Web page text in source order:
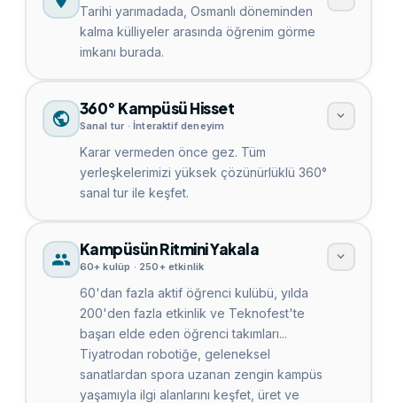
Tarihi yarımadada, Osmanlı döneminden
kalma külliyeler arasında öğrenim görme
imkanı burada.
360° Kampüsü Hisset
Sanal tur · İnteraktif deneyim
Karar vermeden önce gez. Tüm
yerleşkelerimizi yüksek çözünürlüklü 360°
sanal tur ile keşfet.
Kampüsün Ritmini Yakala
60+ kulüp · 250+ etkinlik
60'dan fazla aktif öğrenci kulübü, yılda
200'den fazla etkinlik ve Teknofest'te
başarı elde eden öğrenci takımları...
Tiyatrodan robotiğe, geleneksel
sanatlardan spora uzanan zengin kampüs
yaşamıyla ilgi alanlarını keşfet, üret ve